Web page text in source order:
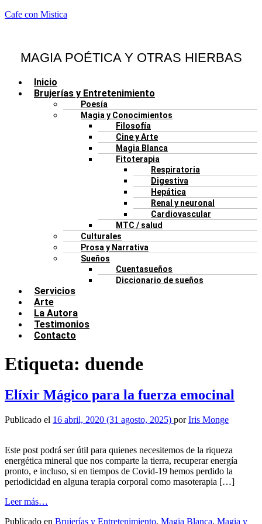
Cafe con Mistica
MAGIA POÉTICA Y OTRAS HIERBAS
Menú
Inicio
Brujerías y Entretenimiento
Poesía
Magia y Conocimientos
Filosofía
Cine y Arte
Magia Blanca
Fitoterapia
Respiratoria
Digestiva
Hepática
Renal y neuronal
Cardiovascular
MTC / salud
Culturales
Prosa y Narrativa
Sueños
Cuentasueños
Diccionario de sueños
Servicios
Arte
La Autora
Testimonios
Contacto
Etiqueta: duende
Elíxir Mágico para la fuerza emocinal
Publicado el 16 abril, 2020 (31 agosto, 2025) por Iris Monge
Este post podrá ser útil para quienes necesitemos de la riqueza
energética mineral que nos comparte la tierra, recuperar energía
pronto, e incluso, si en tiempos de Covid-19 hemos perdido la
periodicidad en alguna terapia corporal como masoterapia […]
Leer más…
Publicado en Brujerías y Entretenimiento, Magia Blanca, Magia y